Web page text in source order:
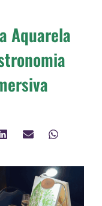
Aquarela